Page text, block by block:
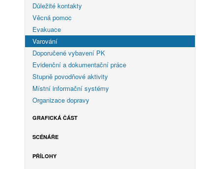
Důležité kontakty
Věcná pomoc
Evakuace
Varování
Doporučené vybavení PK
Evidenční a dokumentační práce
Stupně povodňové aktivity
Místní informační systémy
Organizace dopravy
GRAFICKÁ ČÁST
SCÉNÁŘE
PŘÍLOHY